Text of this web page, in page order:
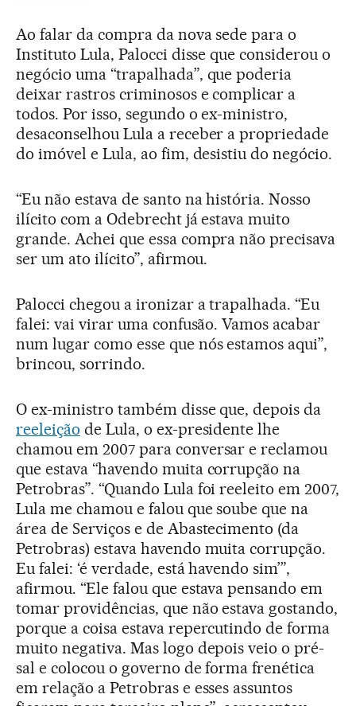
Ao falar da compra da nova sede para o
Instituto Lula, Palocci disse que considerou o
negócio uma “trapalhada”, que poderia
deixar rastros criminosos e complicar a
todos. Por isso, segundo o ex-ministro,
desaconselhou Lula a receber a propriedade
do imóvel e Lula, ao fim, desistiu do negócio.
“Eu não estava de santo na história. Nosso
ilícito com a Odebrecht já estava muito
grande. Achei que essa compra não precisava
ser um ato ilícito”, afirmou.
Palocci chegou a ironizar a trapalhada. “Eu
falei: vai virar uma confusão. Vamos acabar
num lugar como esse que nós estamos aqui”,
brincou, sorrindo.
O ex-ministro também disse que, depois da
reeleição de Lula, o ex-presidente lhe
chamou em 2007 para conversar e reclamou
que estava “havendo muita corrupção na
Petrobras”. “Quando Lula foi reeleito em 2007,
Lula me chamou e falou que soube que na
área de Serviços e de Abastecimento (da
Petrobras) estava havendo muita corrupção.
Eu falei: ‘é verdade, está havendo sim’”,
afirmou. “Ele falou que estava pensando em
tomar providências, que não estava gostando,
porque a coisa estava repercutindo de forma
muito negativa. Mas logo depois veio o pré-
sal e colocou o governo de forma frenética
em relação a Petrobras e esses assuntos